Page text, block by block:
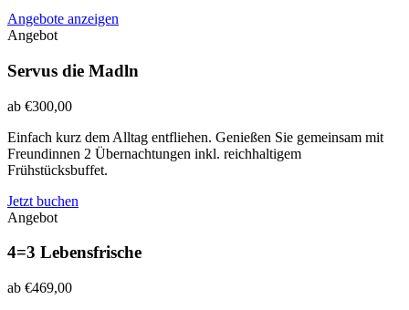
Angebote anzeigen
Angebot
Servus die Madln
ab €300,00
Einfach kurz dem Alltag entfliehen. Genießen Sie gemeinsam mit
Freundinnen 2 Übernachtungen inkl. reichhaltigem
Frühstücksbuffet.
Jetzt buchen
Angebot
4=3 Lebensfrische
ab €469,00